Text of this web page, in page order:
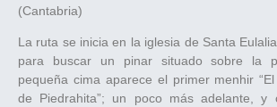
(Cantabria)
La ruta se inicia en la iglesia de Santa
para buscar un pinar situado sobre la
pequeña cima aparece el primer menhir
de Piedrahita”; un poco más adelante, y